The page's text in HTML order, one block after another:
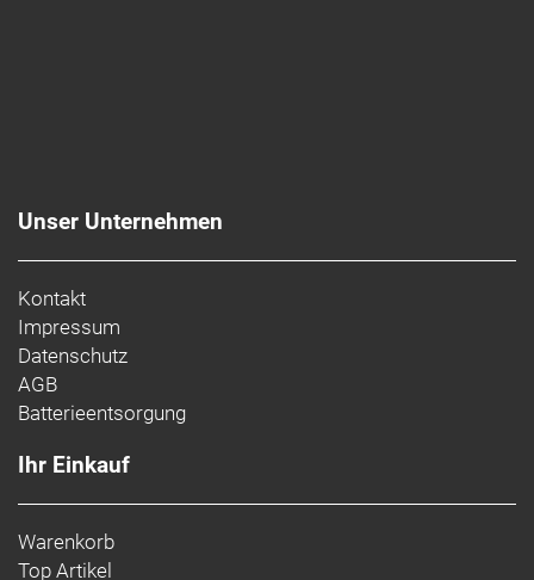
Unser Unternehmen
Kontakt
Impressum
Datenschutz
AGB
Batterieentsorgung
Ihr Einkauf
Warenkorb
Top Artikel